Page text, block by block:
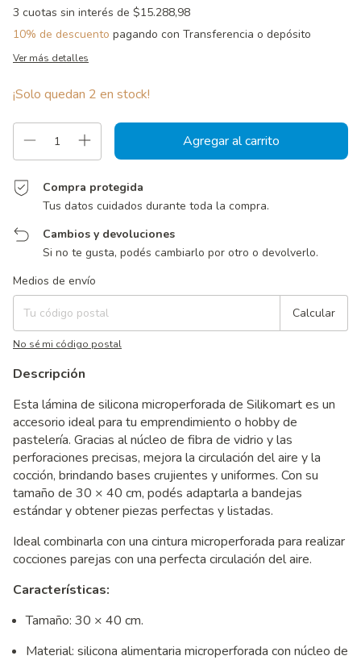
3 cuotas sin interés de $15.288,98
10% de descuento pagando con Transferencia o depósito
Ver más detalles
¡Solo quedan 2 en stock!
Compra protegida
Tus datos cuidados durante toda la compra.
Cambios y devoluciones
Si no te gusta, podés cambiarlo por otro o devolverlo.
Entregas para el CP:
Medios de envío
Calcular
No sé mi código postal
Descripción
Esta lámina de silicona microperforada de Silikomart es un
accesorio ideal para tu emprendimiento o hobby de
pastelería. Gracias al núcleo de fibra de vidrio y las
perforaciones precisas, mejora la circulación del aire y la
cocción, brindando bases crujientes y uniformes. Con su
tamaño de 30 × 40 cm, podés adaptarla a bandejas
estándar y obtener piezas perfectas y listadas.
Ideal combinarla con una cintura microperforada para realizar
cocciones parejas con una perfecta circulación del aire.
Características:
Tamaño: 30 × 40 cm.
Material: silicona alimentaria microperforada con núcleo de